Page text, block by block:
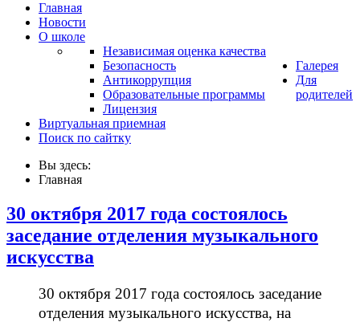
Главная
Новости
О школе
Независимая оценка качества
Безопасность
Антикоррупция
Образовательные программы
Лицензия
Галерея
Для
родителей
Виртуальная приемная
Поиск по сайтку
Вы здесь:
Главная
30 октября 2017 года состоялось
заседание отделения музыкального
искусства
30 октября 2017 года состоялось заседание
отделения музыкального искусства, на